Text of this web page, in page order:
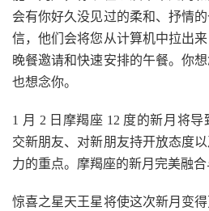
会有你好久没见过的柔和、抒情
信，他们会将您从计算机中拉出
晚餐邀请和快速安排的午餐。你
也想念你。
1 月 2 日摩羯座 12 度的新月将
交新朋友、对新朋友持开放态度
力的重点。摩羯座的新月完美融合
惊喜之星天王星将使这次新月变